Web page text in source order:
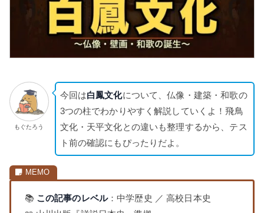
もぐたろう
今回は白鳳文化について、仏像・建築・和歌の
3つの柱でわかりやすく解説していくよ！飛鳥
文化・天平文化との違いも整理するから、テス
ト前の確認にもぴったりだよ。
📚 この記事のレベル：中学歴史 ／ 高校日本史